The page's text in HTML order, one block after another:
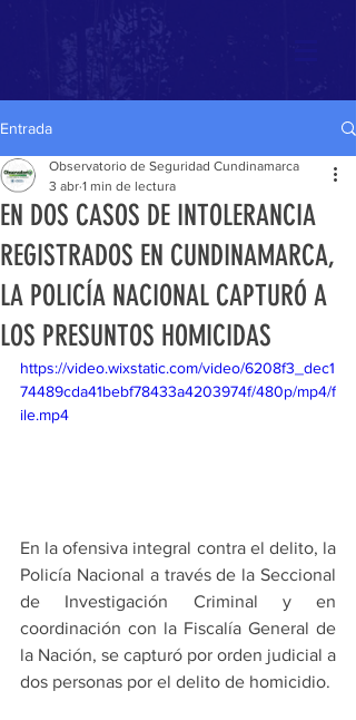
Entrada
EN DOS CASOS DE INTOLERANCIA
REGISTRADOS EN CUNDINAMARCA,
LA POLICÍA NACIONAL CAPTURÓ A
LOS PRESUNTOS HOMICIDAS
Observatorio de Seguridad Cundinamarca
3 abr 1 min de lectura
https://video.wixstatic.com/video/6208f3_dec1
74489cda41bebf78433a4203974f/480p/mp4/f
ile.mp4
En la ofensiva integral contra el delito, la
Policía Nacional a través de la Seccional
de Investigación Criminal y en
coordinación con la Fiscalía General de
la Nación, se capturó por orden judicial a
dos personas por el delito de homicidio.